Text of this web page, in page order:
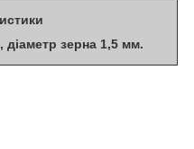
зерна 1,5 мм.